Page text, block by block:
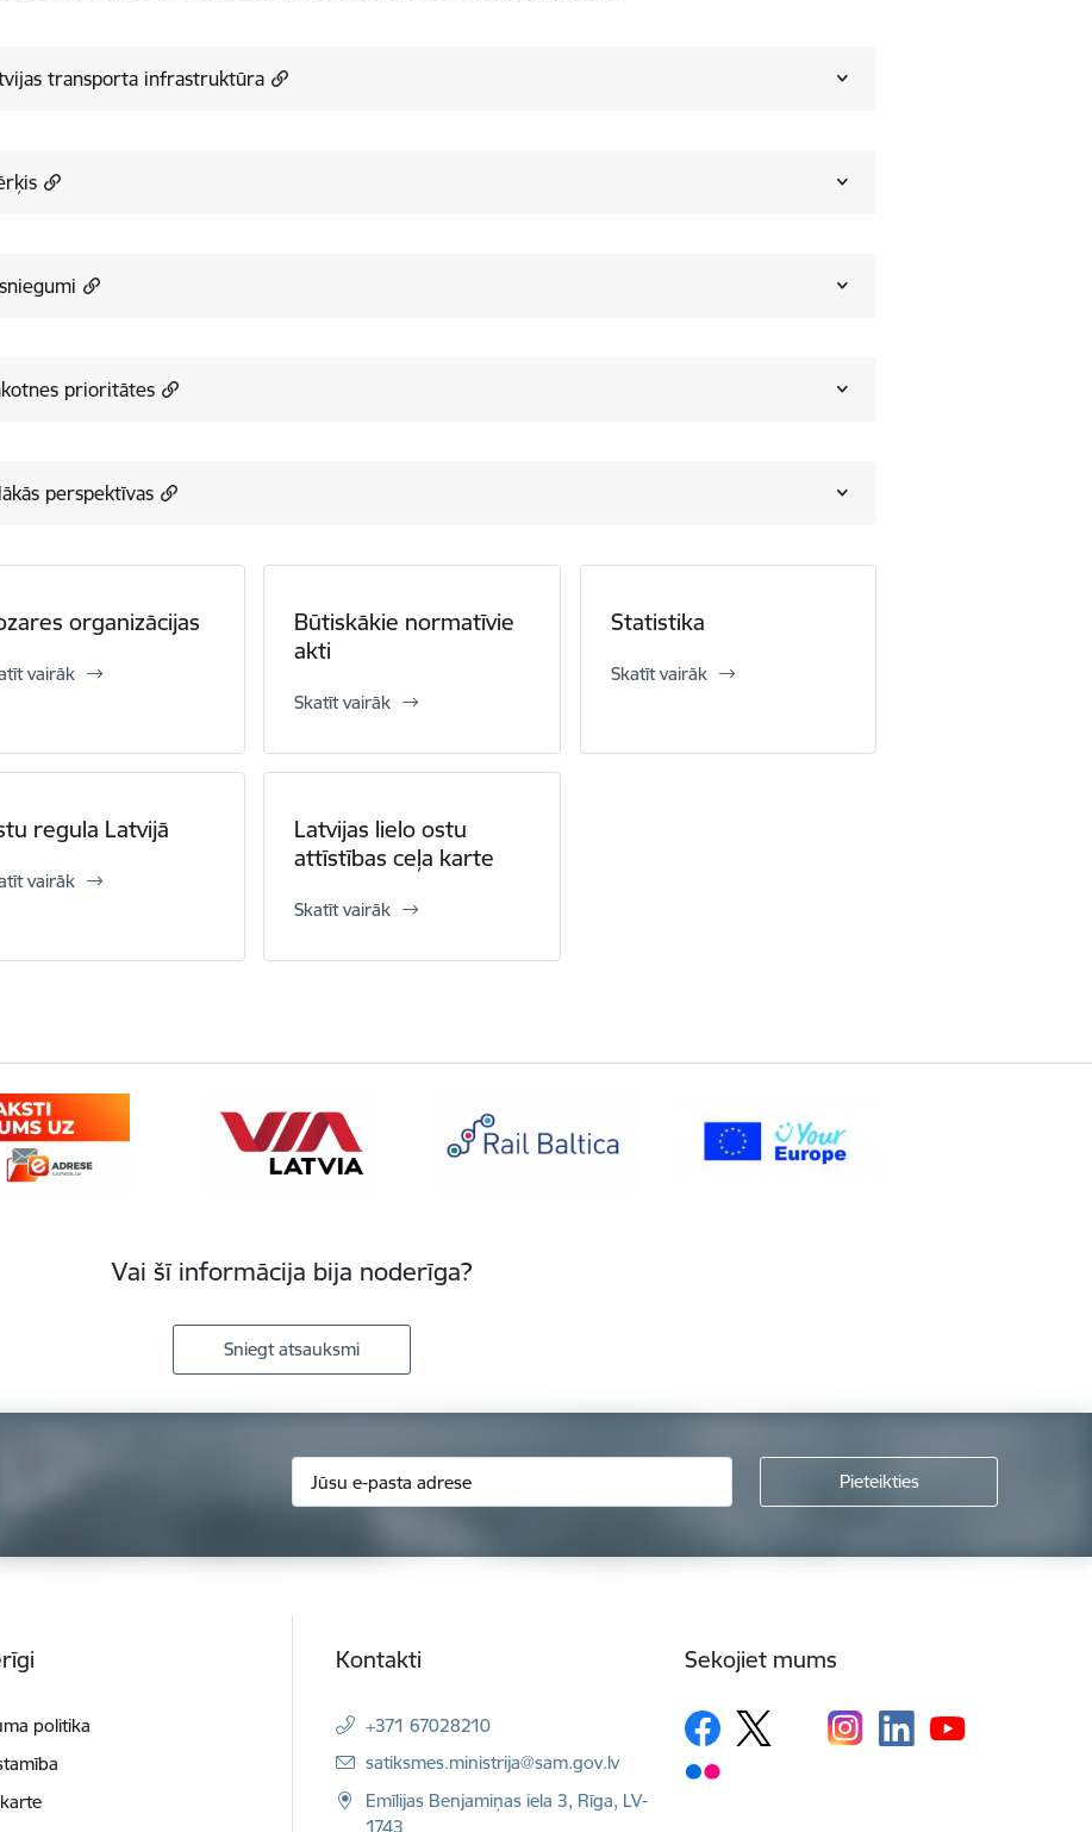
transporta infrastruktūra
prioritātes
perspektīvas
organizācijas
vairāk
Būtiskākie normatīvie
akti
Skatīt vairāk
Statistika
Skatīt vairāk
regula Latvijā
vairāk
Latvijas lielo ostu
attīstības ceļa karte
Skatīt vairāk
Vai šī informācija bija noderīga?
Sniegt atsauksmi
politika
Kontakti
+371 67028210
E-pasts:
satiksmes.ministrija@sam.gov.lv
Emīlijas Benjamiņas iela 3, Rīga, LV-
1743
Sekojiet mums